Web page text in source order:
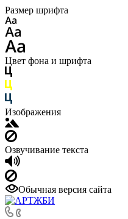
Размер шрифта
Цвет фона и шрифта
Изображения
Озвучивание текста
Обычная версия сайта